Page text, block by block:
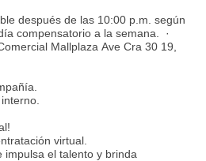
después de las 10:00 p.m. según
compensatorio a la semana. ·
Mallplaza Ave Cra 30 19,
virtual.
impulsa el talento y brinda